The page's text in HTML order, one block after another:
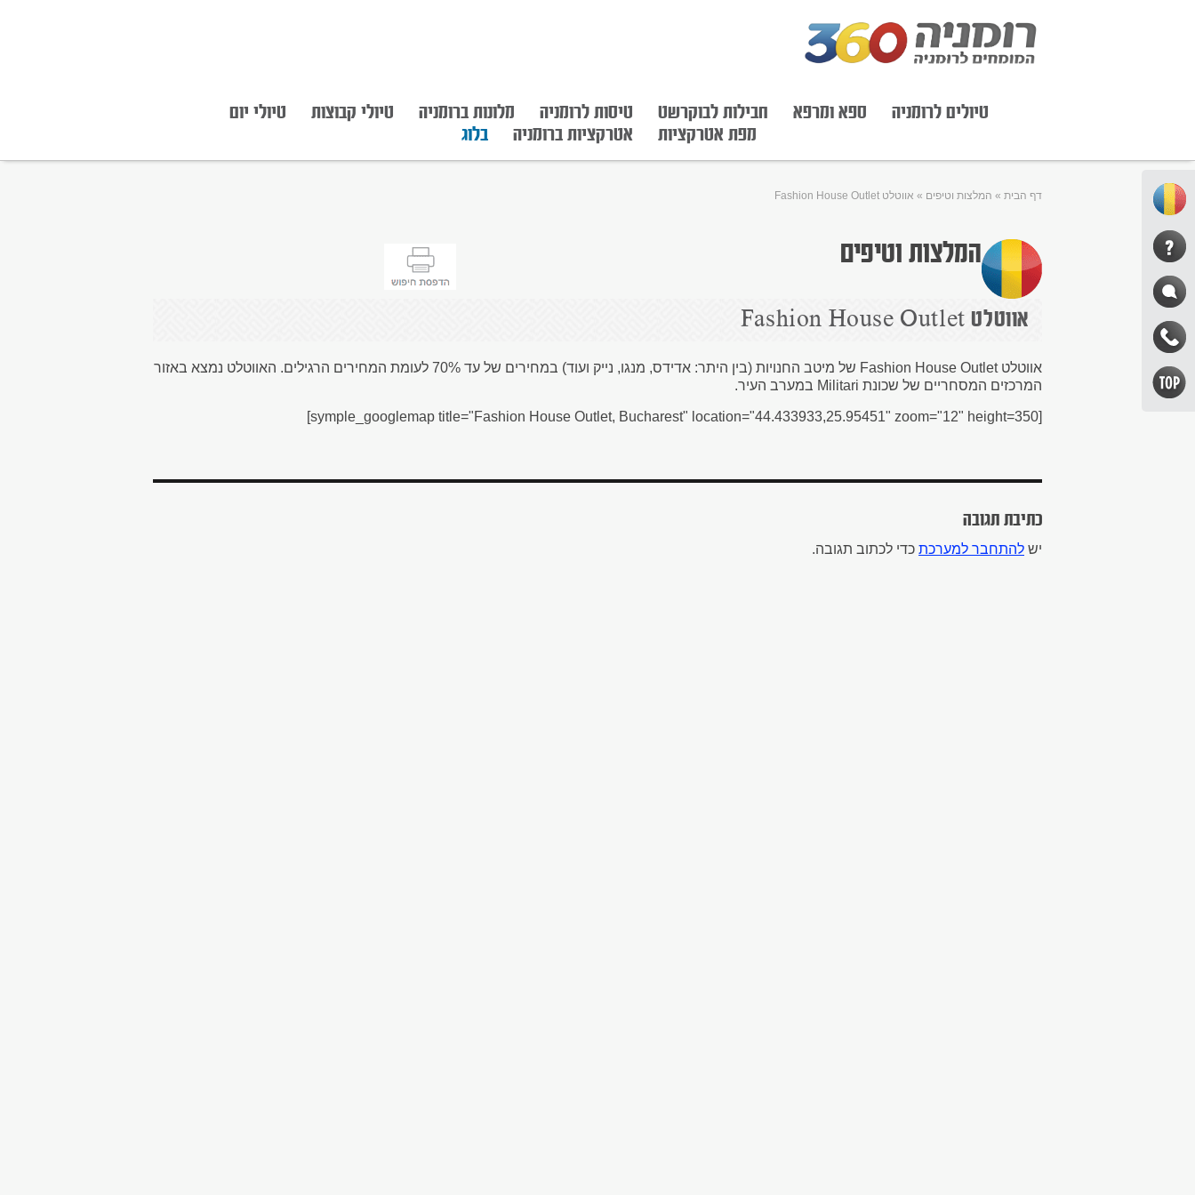
טיולים לרומניה ספא ומרפא חבילות לבוקרשט טיסות לרומניה מלונות ברומניה טיולי קבוצות
טיולי יום
מפת אטרקציות
אטרקציות ברומניה בלוג
דף הבית » המלצות וטיפים » אווטלט Fashion House Outlet
המלצות וטיפים
אווטלט Fashion House Outlet
אווטלט Fashion House Outlet של מיטב החנויות (בין היתר: אדידס, מנגו, נייק ועוד) במחירים של עד 70% לעומת המחירים הרגילים. האווטלט נמצא באזור
המרכזים המסחריים של שכונת Militari במערב העיר.
[symple_googlemap title="Fashion House Outlet, Bucharest" location="44.433933,25.95451" zoom="12" height=350]
כתיבת תגובה
יש להתחבר למערכת כדי לכתוב תגובה.